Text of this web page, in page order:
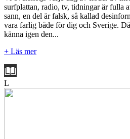
surfplattan, radio, tv, tidningar är fulla
sann, en del är falsk, så kallad
vara farlig både för dig och Sverige.
känna igen den...
+ Läs mer
L